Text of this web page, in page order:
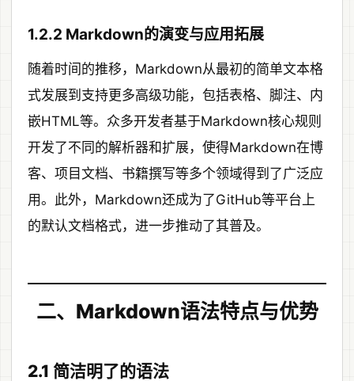
1.2.2 Markdown的演变与应用拓展
随着时间的推移，Markdown从最初的简单文本格
式发展到支持更多高级功能，包括表格、脚注、内
嵌HTML等。众多开发者基于Markdown核心规则
开发了不同的解析器和扩展，使得Markdown在博
客、项目文档、书籍撰写等多个领域得到了广泛应
用。此外，Markdown还成为了GitHub等平台上
的默认文档格式，进一步推动了其普及。
二、Markdown语法特点与优势
2.1 简洁明了的语法